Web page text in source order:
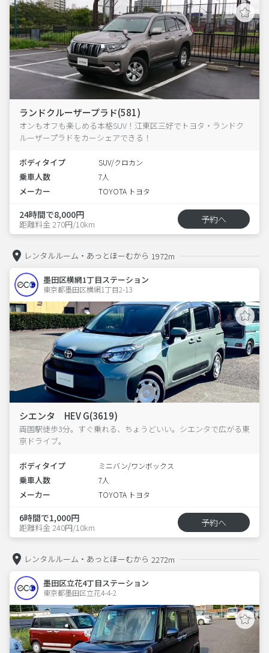
ランドクルーザープラド(581)
オンもオフも楽しめる本格SUV！江東区三好でトヨタ・ランドク
ルーザープラドをカーシェアできる！
ボディタイプ SUV/クロカン
乗車人数 7人
メーカー TOYOTA トヨタ
24時間で8,000円
距離料金 270円/10km 予約へ
レンタルルーム・あっとほーむから 1972m
墨田区横網1丁目ステーション
東京都墨田区横網1丁目2-13
シエンタ HEV G(3619)
両国駅徒歩3分。すぐ乗れる、ちょうどいい。シエンタで広がる東
京ドライブ。
ボディタイプ ミニバン/ワンボックス
乗車人数 7人
メーカー TOYOTA トヨタ
6時間で1,000円
距離料金 240円/10km 予約へ
レンタルルーム・あっとほーむから 2272m
墨田区立花4丁目ステーション
東京都墨田区立花4-4-2